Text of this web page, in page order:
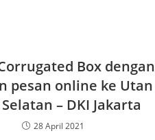
Box dengan
pesan online ke Utan
– DKI Jakarta
28 April 2021